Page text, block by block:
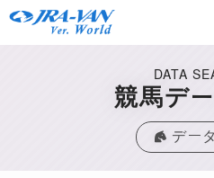
DATA
競馬デ
デー